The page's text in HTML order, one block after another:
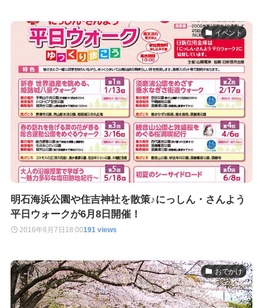
イベント
明石海浜公園や住吉神社を散策♪にっしん・さんよう
平日ウォークが6月8日開催！
2016年6月7日 18:00191 views
おでかけ